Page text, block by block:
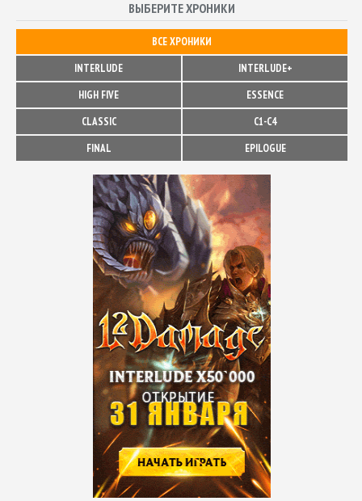
ВЫБЕРИТЕ ХРОНИКИ
ВСЕ ХРОНИКИ
INTERLUDE
INTERLUDE+
HIGH FIVE
ESSENCE
CLASSIC
C1-C4
FINAL
EPILOGUE